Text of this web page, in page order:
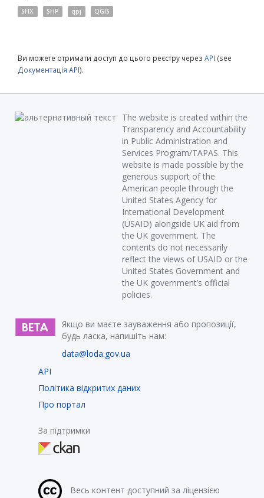
SHX SHP qpj QGIS
Ви можете отримати доступ до цього реєстру через API (see
Документація API).
The website is created within the
Transparency and Accountability
in Public Administration and
Services Program/TAPAS. This
website is made possible by the
generous support of the
American people through the
United States Agency for
International Development
(USAID) alongside UK aid from
the UK government. The
contents do not necessarily
reflect the views of USAID or the
United States Government and
the UK government’s official
policies.
Якщо ви маєте зауваження або пропозиції,
будь ласка, напишіть нам:
data@loda.gov.ua
API
Політика відкритих даних
Про портал
За підтримки
Весь контент доступний за ліцензією